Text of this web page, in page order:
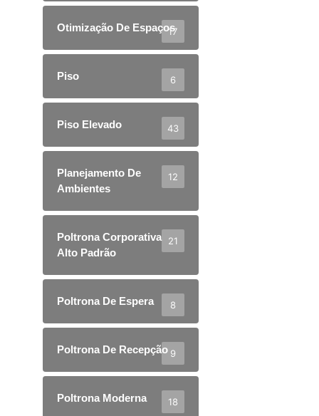
Otimização De Espaços
17
Piso 6
Piso Elevado 43
Planejamento De
Ambientes
12
Poltrona Corporativa
Alto Padrão
21
Poltrona De Espera 8
Poltrona De Recepção 9
Poltrona Moderna 18